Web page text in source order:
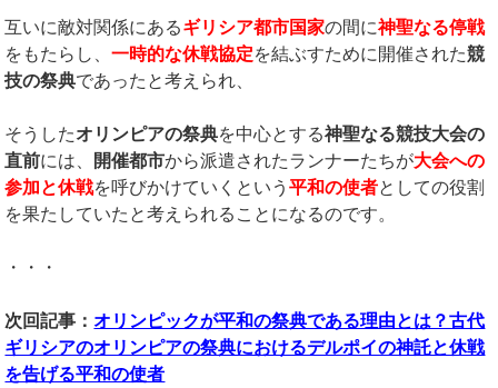
互いに敵対関係にあるギリシア都市国家の間に神聖なる停戦
をもたらし、一時的な休戦協定を結ぶすために開催された競
技の祭典であったと考えられ、
そうしたオリンピアの祭典を中心とする神聖なる競技大会の
直前には、 開催都市から派遣されたランナーたちが大会への
参加と休戦を呼びかけていくという平和の使者としての役割
を果たしていたと考えられることになるのです。
・・・
次回記事：オリンピックが平和の祭典である理由とは？古代
ギリシアのオリンピアの祭典におけるデルポイの神託と休戦
を告げる平和の使者